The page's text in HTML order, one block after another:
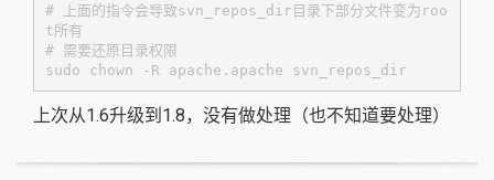
# 上面的指令会导致svn_repos_dir目录下部分文件变为roo
t所有
# 需要还原目录权限
sudo chown -R apache.apache svn_repos_dir
上次从1.6升级到1.8，没有做处理（也不知道要处理）